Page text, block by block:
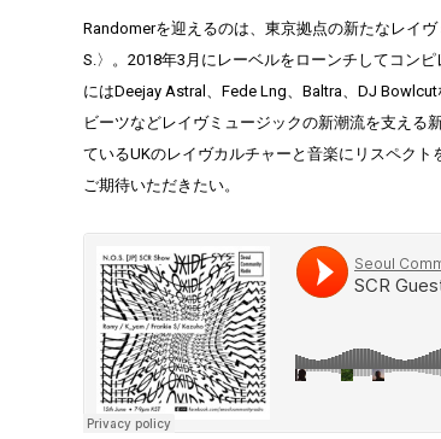
Randomerを迎えるのは、東京拠点の新たなレイ
S.〉。2018年3月にレーベルをローンチしてコン
にはDeejay Astral、Fede Lng、Baltra、DJ
ビーツなどレイヴミュージックの新潮流を支える
ているUKのレイヴカルチャーと音楽にリスペクト
ご期待いただきたい。